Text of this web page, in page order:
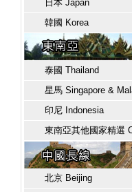
日本 Japan
韓國 Korea
泰國 Thailand
星馬 Singapore &
印尼 Indonesia
東南亞其他國家精選
北京 Beijing